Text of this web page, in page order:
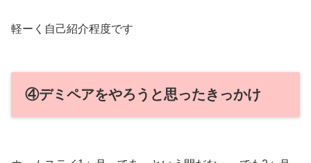
軽ーく自己紹介程度です
④デミペアをやろうと思ったきっかけ